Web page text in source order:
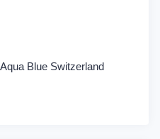
Blue Switzerland